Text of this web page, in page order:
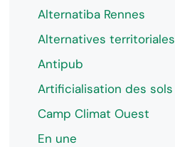
Alternatiba Rennes
Alternatives territoriales
Antipub
Artificialisation des sols
Camp Climat Ouest
En une